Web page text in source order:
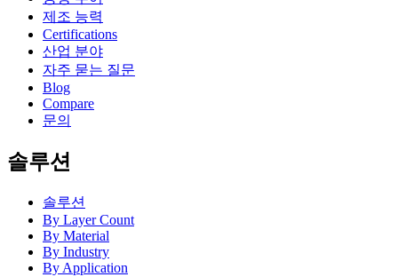
제조 능력
Certifications
산업 분야
자주 묻는 질문
Blog
Compare
문의
솔루션
솔루션
By Layer Count
By Material
By Industry
By Application